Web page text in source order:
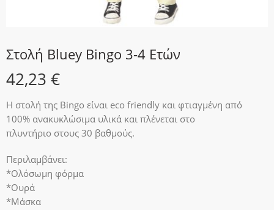
Στολή Bluey Bingo 3-4 Ετών
42,23 €
Η στολή της Bingo είναι eco friendly και φτιαγμένη από
100% ανακυκλώσιμα υλικά και πλένεται στο
πλυντήριο στους 30 βαθμούς.
Περιλαμβάνει:
*Ολόσωμη φόρμα
*Ουρά
*Μάσκα